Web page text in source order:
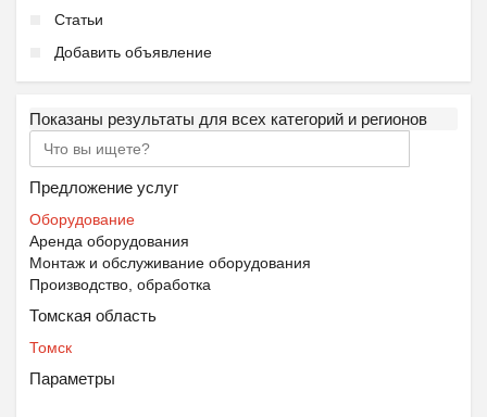
Статьи
Добавить объявление
Показаны результаты для всех категорий и регионов
Предложение услуг
Оборудование
Аренда оборудования
Монтаж и обслуживание оборудования
Производство, обработка
Томская область
Томск
Параметры